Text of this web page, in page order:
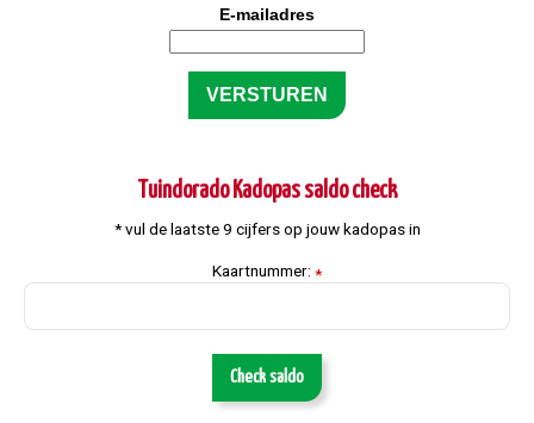
E-mailadres
Tuindorado Kadopas saldo check
* vul de laatste 9 cijfers op jouw kadopas in
Kaartnummer: *
Check saldo